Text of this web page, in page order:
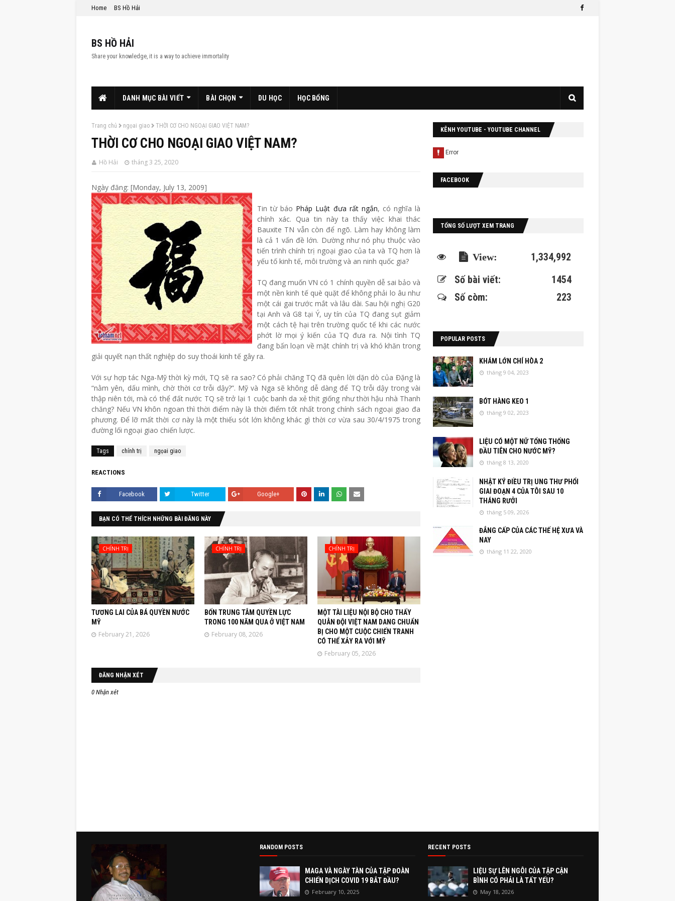
Home BS Hồ Hải
BS HỒ HẢI
Share your knowledge, it is a way to achieve immortality
DANH MỤC BÀI VIẾT BÀI CHỌN DU HỌC HỌC BỔNG
Trang chủ ngọai giao THỜI CƠ CHO NGOẠI GIAO VIỆT NAM?
THỜI CƠ CHO NGOẠI GIAO VIỆT NAM?
Hồ Hải tháng 3 25, 2020
Ngày đăng: [Monday, July 13, 2009]
Tin từ báo Pháp Luật đưa rất ngắn, có nghĩa là
chính xác. Qua tin này ta thấy việc khai thác
Bauxite TN vẫn còn để ngõ. Làm hay không làm
là cả 1 vấn đề lớn. Dường như nó phụ thuộc vào
tiến trình chính trị ngoại giao của ta và TQ hơn là
yếu tố kinh tế, môi trường và an ninh quốc gia?
TQ đang muốn VN có 1 chính quyền dễ sai bảo và
một nền kinh tế què quặt để không phải lo âu như
một cái gai trước mắt và lâu dài. Sau hội nghị G20
tại Anh và G8 tại Ý, uy tín của TQ đang sụt giảm
một cách tệ hại trên trường quốc tế khi các nước
phớt lờ mọi ý kiến của TQ đưa ra. Nội tình TQ
đang bấn loạn về mặt chính trị và khó khăn trong
giải quyết nạn thất nghiệp do suy thoái kinh tế gây ra.
Với sự hợp tác Nga-Mỹ thời kỳ mới, TQ sẽ ra sao? Có phải chăng TQ đã quên lời dặn dò của Đặng là
“nằm yên, dấu mình, chờ thời cơ trỗi dậy?”. Mỹ và Nga sẽ không dễ dàng để TQ trỗi dậy trong vài
thập niên tới, mà có thể đất nước TQ sẽ trở lại 1 cuộc banh da xẻ thịt giống như thời hậu nhà Thanh
chăng? Nếu VN khôn ngoan thì thời điểm này là thời điểm tốt nhất trong chính sách ngoại giao đa
phương. Để lỡ mất thời cơ này là một thiếu sót lớn không khác gì thời cơ vừa sau 30/4/1975 trong
đường lối ngoại giao chiến lược.
Tags chính trị ngọai giao
REACTIONS
Facebook Twitter Google+
BẠN CÓ THỂ THÍCH NHỮNG BÀI ĐĂNG NÀY
CHÍNH TRỊ
TƯƠNG LAI CỦA BÁ QUYỀN NƯỚC
MỸ
February 21, 2026
CHÍNH TRỊ
BỐN TRUNG TÂM QUYỀN LỰC
TRONG 100 NĂM QUA Ở VIỆT NAM
February 08, 2026
CHÍNH TRỊ
MỘT TÀI LIỆU NỘI BỘ CHO THẤY
QUÂN ĐỘI VIỆT NAM DANG CHUẨN
BỊ CHO MỘT CUỘC CHIẾN TRANH
CÓ THỂ XẢY RA VỚI MỸ
February 05, 2026
ĐĂNG NHẬN XÉT
0 Nhận xét
KÊNH YOUTUBE - YOUTUBE CHANNEL
FACEBOOK
TỔNG SỐ LƯỢT XEM TRANG
1,334,992
Số bài viết:
1454
Số còm:
223
POPULAR POSTS
KHÁM LỚN CHÍ HÒA 2
tháng 9 04, 2023
BÓT HÀNG KEO 1
tháng 9 02, 2023
LIỆU CÓ MỘT NỮ TỔNG THỐNG
ĐẦU TIÊN CHO NƯỚC MỸ?
tháng 8 13, 2020
NHẬT KÝ ĐIỀU TRỊ UNG THƯ PHỔI
GIAI ĐOẠN 4 CỦA TÔI SAU 10
THÁNG RƯỞI
tháng 5 09, 2026
ĐẲNG CẤP CỦA CÁC THẾ HỆ XƯA VÀ
NAY
tháng 11 22, 2020
RANDOM POSTS
MAGA VÀ NGÀY TÀN CỦA TẬP ĐOÀN
CHIẾN DỊCH COVID 19 BẮT ĐẦU?
February 10, 2025
RECENT POSTS
LIỆU SỰ LÊN NGÔI CỦA TẬP CẬN
BÌNH CÓ PHẢI LÀ TẤT YẾU?
May 18, 2026